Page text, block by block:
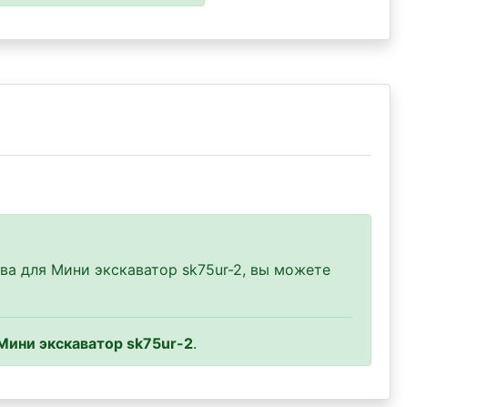
для Мини экскаватор sk75ur-2, вы можете
экскаватор sk75ur-2.